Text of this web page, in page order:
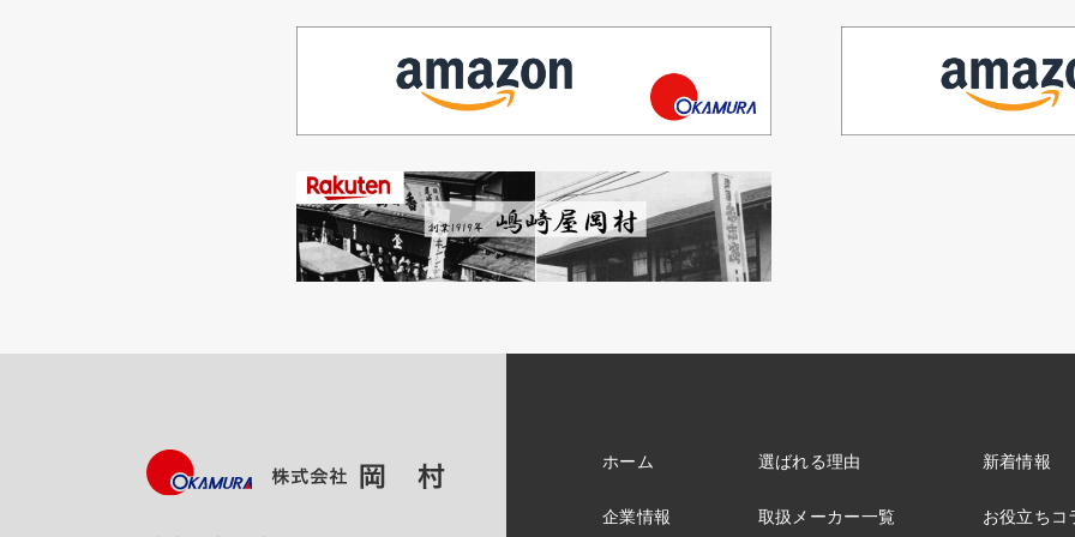
ホーム
企業情報
選ばれる理由
取扱メーカー一覧
新着情報
お役立ちコ